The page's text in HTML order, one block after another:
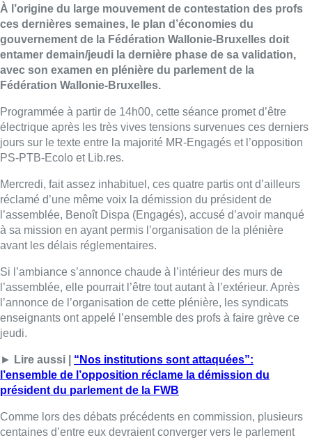
À l’origine du large mouvement de contestation des profs
ces dernières semaines, le plan d’économies du
gouvernement de la Fédération Wallonie-Bruxelles doit
entamer demain/jeudi la dernière phase de sa validation,
avec son examen en plénière du parlement de la
Fédération Wallonie-Bruxelles.
Programmée à partir de 14h00, cette séance promet d’être
électrique après les très vives tensions survenues ces derniers
jours sur le texte entre la majorité MR-Engagés et l’opposition
PS-PTB-Ecolo et Lib.res.
Mercredi, fait assez inhabituel, ces quatre partis ont d’ailleurs
réclamé d’une même voix la démission du président de
l’assemblée, Benoît Dispa (Engagés), accusé d’avoir manqué
à sa mission en ayant permis l’organisation de la plénière
avant les délais réglementaires.
Si l’ambiance s’annonce chaude à l’intérieur des murs de
l’assemblée, elle pourrait l’être tout autant à l’extérieur. Après
l’annonce de l’organisation de cette plénière, les syndicats
enseignants ont appelé l’ensemble des profs à faire grève ce
jeudi.
► Lire aussi | “Nos institutions sont attaquées”:
l’ensemble de l’opposition réclame la démission du
président du parlement de la FWB
Comme lors des débats précédents en commission, plusieurs
centaines d’entre eux devraient converger vers le parlement